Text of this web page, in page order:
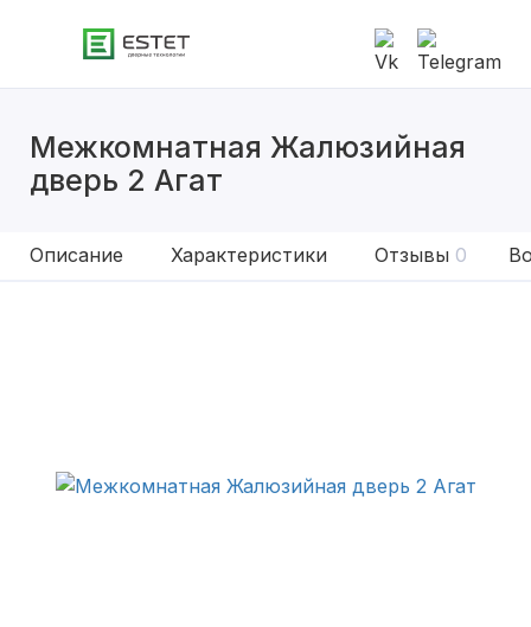
Межкомнатная Жалюзийная
дверь 2 Агат
Описание Характеристики Отзывы 0